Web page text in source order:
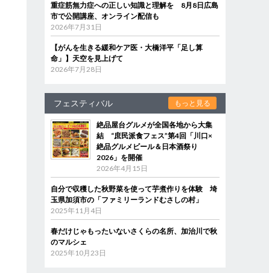
重症筋無力症への正しい知識と理解を 8月8日広島
市で公開講座、オンライン配信も
2026年7月31日
【がんを生きる緩和ケア医・大橋洋平「足し算
命」】天空を見上げて
2026年7月28日
フェスティバル もっと見る
絶品屋台グルメが全国各地から大集
結 “庶民派食フェス”第4回「川口×
絶品グルメビール＆日本酒祭り
2026」を開催
2026年4月15日
自分で収穫した秋野菜を使って芋煮作りを体験 埼
玉県加須市の「ファミリーランドむさしの村」
2025年11月4日
春だけじゃもったいないさくらの名所、加治川で秋
のマルシェ
2025年10月23日